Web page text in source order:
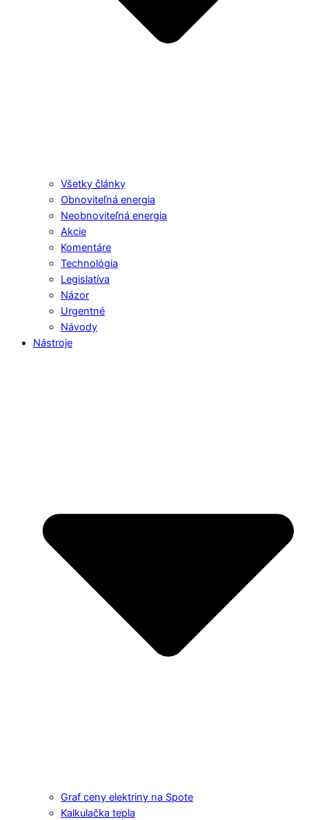
Všetky články
Obnoviteľná energia
Neobnoviteľná energia
Akcie
Komentáre
Technológia
Legislatíva
Názor
Urgentné
Návody
Nástroje
Graf ceny elektriny na Spote
Kalkulačka tepla